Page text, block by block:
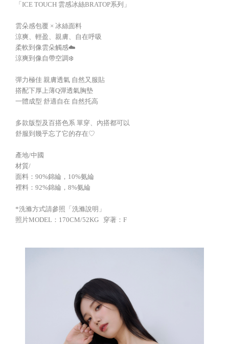
「ICE TOUCH 雲感冰絲BRATOP系列」
雲朵感包覆 × 冰絲面料
涼爽、輕盈、親膚、自在呼吸
柔軟到像雲朵觸感☁️
涼爽到像自帶空調❄️
彈力極佳 親膚透氣 自然又服貼
搭配下厚上薄Q彈透氣胸墊
一體成型 舒適自在 自然托高
多款版型及百搭色系 單穿、內搭都可以
舒服到幾乎忘了它的存在♡
產地/中國
材質/
面料：90%錦綸，10%氨綸
裡料：92%錦綸，8%氨綸
*洗滌方式請參照「洗滌說明」
照片MODEL：170CM/52KG 穿著：F